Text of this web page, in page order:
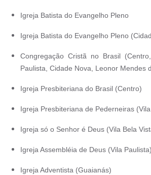
Igreja Batista do Evangelho Pleno
Igreja Batista do Evangelho Pleno
Congregação Cristã no Brasil
Paulista, Cidade Nova, Leonor Mendes
Igreja Presbiteriana do Brasil (Centro)
Igreja Presbiteriana de Pederneiras
Igreja só o Senhor é Deus (Vila Bela
Igreja Assembléia de Deus (Vila Paulista)
Igreja Adventista (Guaianás)